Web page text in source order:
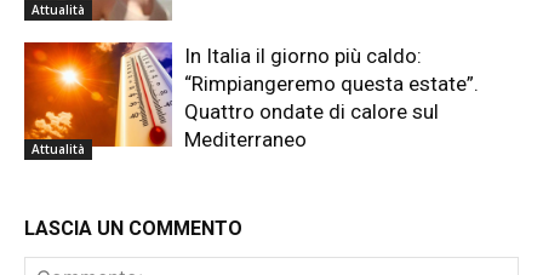
Attualità
Attualità
In Italia il giorno più caldo:
“Rimpiangeremo questa estate”.
Quattro ondate di calore sul
Mediterraneo
LASCIA UN COMMENTO